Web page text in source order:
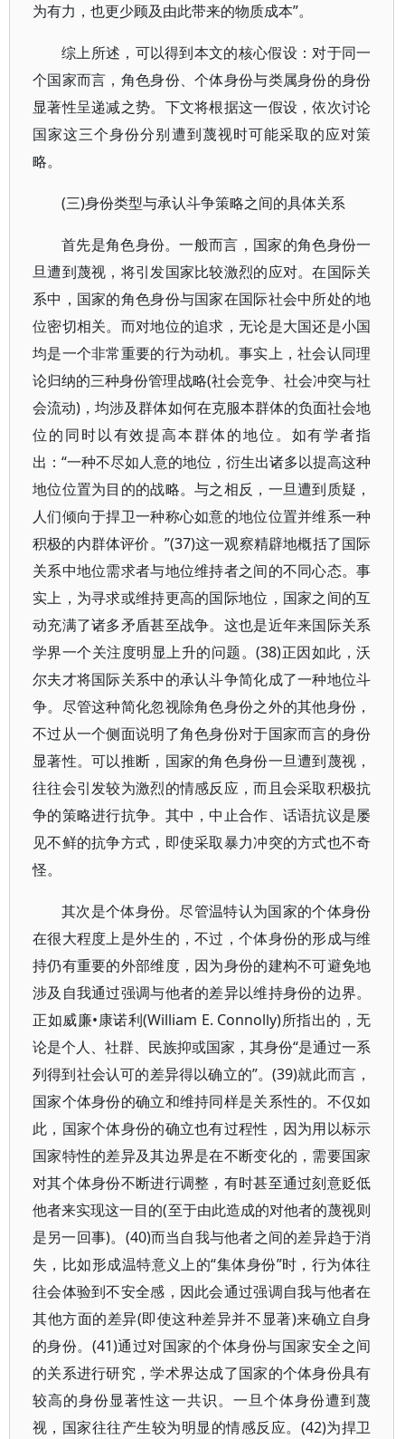
为有力，也更少顾及由此带来的物质成本”。
综上所述，可以得到本文的核心假设：对于同一
个国家而言，角色身份、个体身份与类属身份的身份
显著性呈递减之势。下文将根据这一假设，依次讨论
国家这三个身份分别遭到蔑视时可能采取的应对策
略。
(三)身份类型与承认斗争策略之间的具体关系
首先是角色身份。一般而言，国家的角色身份一
旦遭到蔑视，将引发国家比较激烈的应对。在国际关
系中，国家的角色身份与国家在国际社会中所处的地
位密切相关。而对地位的追求，无论是大国还是小国
均是一个非常重要的行为动机。事实上，社会认同理
论归纳的三种身份管理战略(社会竞争、社会冲突与社
会流动)，均涉及群体如何在克服本群体的负面社会地
位的同时以有效提高本群体的地位。如有学者指
出：“一种不尽如人意的地位，衍生出诸多以提高这种
地位位置为目的的战略。与之相反，一旦遭到质疑，
人们倾向于捍卫一种称心如意的地位位置并维系一种
积极的内群体评价。”(37)这一观察精辟地概括了国际
关系中地位需求者与地位维持者之间的不同心态。事
实上，为寻求或维持更高的国际地位，国家之间的互
动充满了诸多矛盾甚至战争。这也是近年来国际关系
学界一个关注度明显上升的问题。(38)正因如此，沃
尔夫才将国际关系中的承认斗争简化成了一种地位斗
争。尽管这种简化忽视除角色身份之外的其他身份，
不过从一个侧面说明了角色身份对于国家而言的身份
显著性。可以推断，国家的角色身份一旦遭到蔑视，
往往会引发较为激烈的情感反应，而且会采取积极抗
争的策略进行抗争。其中，中止合作、话语抗议是屡
见不鲜的抗争方式，即使采取暴力冲突的方式也不奇
怪。
其次是个体身份。尽管温特认为国家的个体身份
在很大程度上是外生的，不过，个体身份的形成与维
持仍有重要的外部维度，因为身份的建构不可避免地
涉及自我通过强调与他者的差异以维持身份的边界。
正如威廉•康诺利(William E. Connolly)所指出的，无
论是个人、社群、民族抑或国家，其身份“是通过一系
列得到社会认可的差异得以确立的”。(39)就此而言，
国家个体身份的确立和维持同样是关系性的。不仅如
此，国家个体身份的确立也有过程性，因为用以标示
国家特性的差异及其边界是在不断变化的，需要国家
对其个体身份不断进行调整，有时甚至通过刻意贬低
他者来实现这一目的(至于由此造成的对他者的蔑视则
是另一回事)。(40)而当自我与他者之间的差异趋于消
失，比如形成温特意义上的“集体身份”时，行为体往
往会体验到不安全感，因此会通过强调自我与他者在
其他方面的差异(即使这种差异并不显著)来确立自身
的身份。(41)通过对国家的个体身份与国家安全之间
的关系进行研究，学术界达成了国家的个体身份具有
较高的身份显著性这一共识。一旦个体身份遭到蔑
视，国家往往产生较为明显的情感反应。(42)为捍卫